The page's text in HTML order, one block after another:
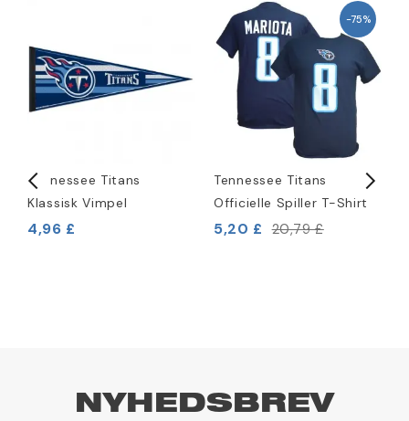
Tennessee Titans
Klassisk Vimpel
4,96 £
-75%
Tennessee Titans
Officielle Spiller T-Shirt
5,20 £ 20,79 £
NYHEDSBREV